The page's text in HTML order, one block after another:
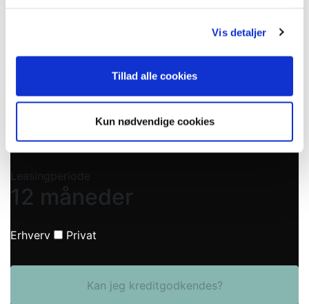
Vis detaljer
Tillad alle cookies
Kun nødvendige cookies
RESTVÆRDI (ekskl. moms)
139.900DKK
Ekskl. Oprettelsesgebyrer
Leasingperiode
12 måneder
Erhverv Privat
Kan jeg kreditgodkendes?